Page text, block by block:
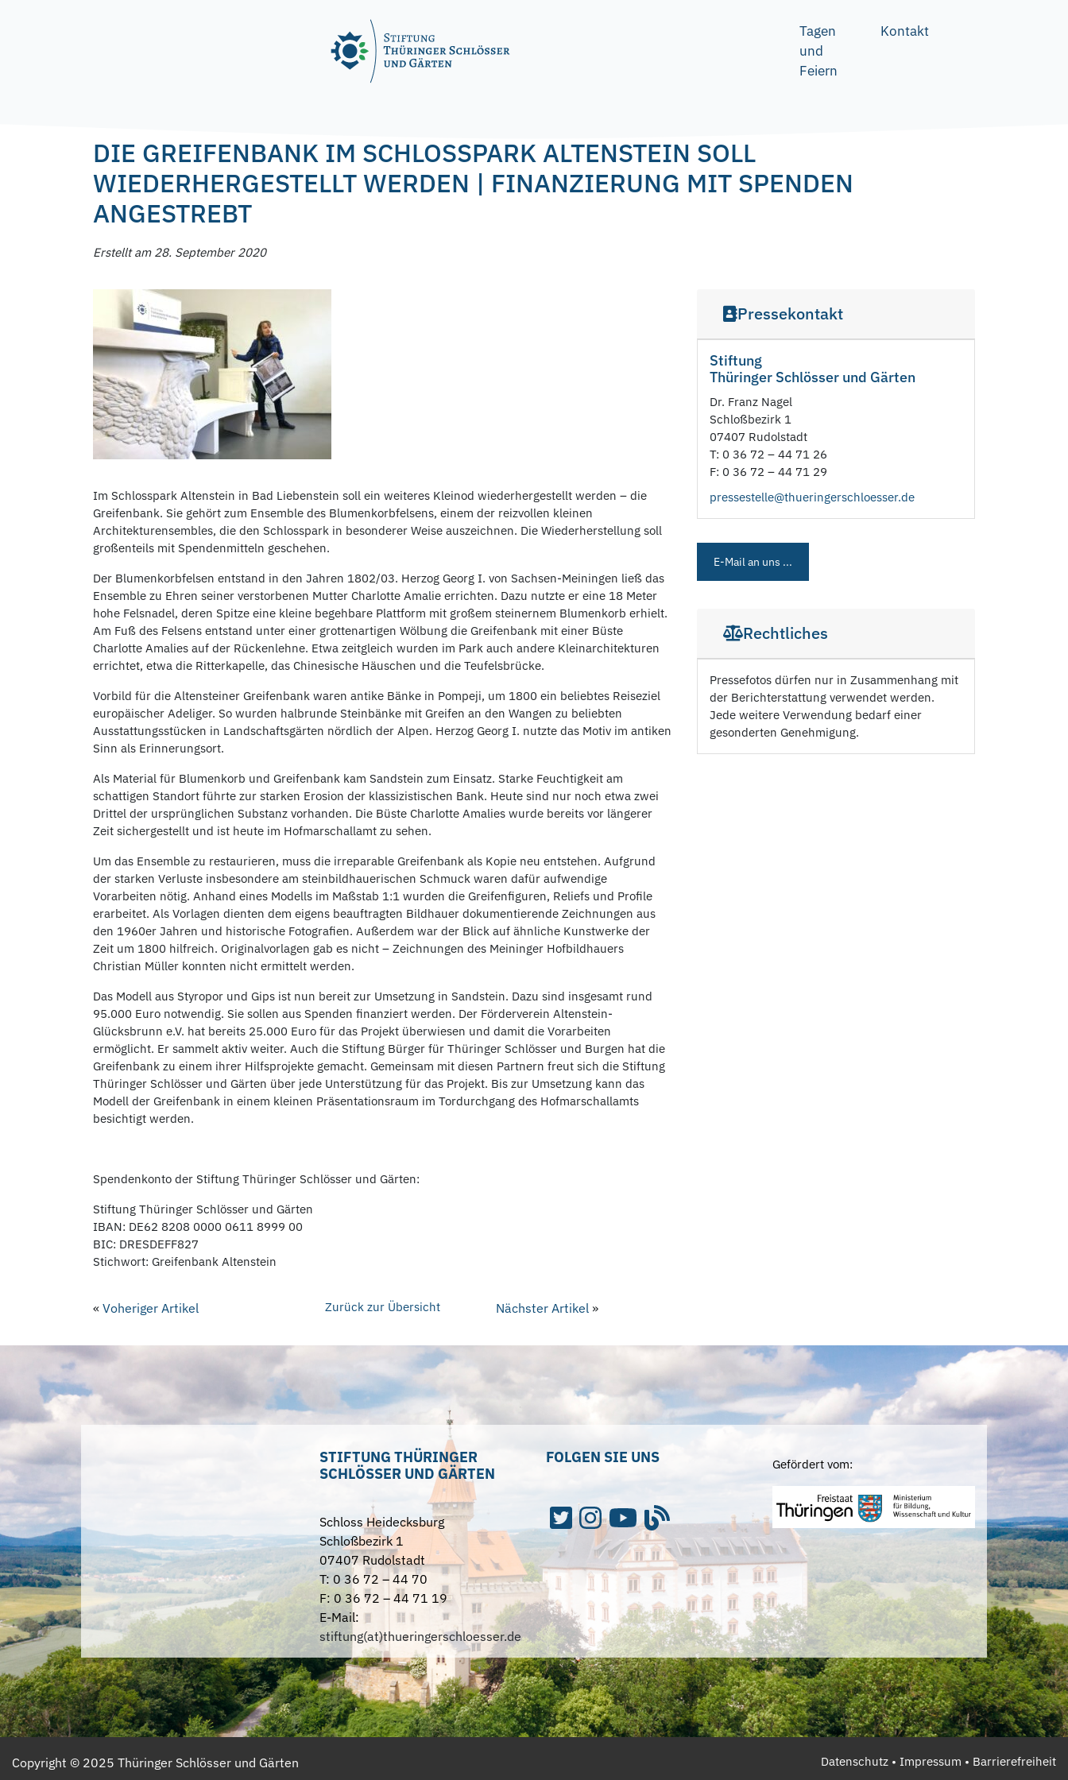
Tagen
und
Feiern
Kontakt
DIE GREIFENBANK IM SCHLOSSPARK ALTENSTEIN SOLL
WIEDERHERGESTELLT WERDEN | FINANZIERUNG MIT SPENDEN
ANGESTREBT
Erstellt am 28. September 2020
Im Schlosspark Altenstein in Bad Liebenstein soll ein weiteres Kleinod wiederhergestellt werden – die
Greifenbank. Sie gehört zum Ensemble des Blumenkorbfelsens, einem der reizvollen kleinen
Architekturensembles, die den Schlosspark in besonderer Weise auszeichnen. Die Wiederherstellung soll
großenteils mit Spendenmitteln geschehen.
Der Blumenkorbfelsen entstand in den Jahren 1802/03. Herzog Georg I. von Sachsen-Meiningen ließ das
Ensemble zu Ehren seiner verstorbenen Mutter Charlotte Amalie errichten. Dazu nutzte er eine 18 Meter
hohe Felsnadel, deren Spitze eine kleine begehbare Plattform mit großem steinernem Blumenkorb erhielt.
Am Fuß des Felsens entstand unter einer grottenartigen Wölbung die Greifenbank mit einer Büste
Charlotte Amalies auf der Rückenlehne. Etwa zeitgleich wurden im Park auch andere Kleinarchitekturen
errichtet, etwa die Ritterkapelle, das Chinesische Häuschen und die Teufelsbrücke.
Vorbild für die Altensteiner Greifenbank waren antike Bänke in Pompeji, um 1800 ein beliebtes Reiseziel
europäischer Adeliger. So wurden halbrunde Steinbänke mit Greifen an den Wangen zu beliebten
Ausstattungsstücken in Landschaftsgärten nördlich der Alpen. Herzog Georg I. nutzte das Motiv im antiken
Sinn als Erinnerungsort.
Als Material für Blumenkorb und Greifenbank kam Sandstein zum Einsatz. Starke Feuchtigkeit am
schattigen Standort führte zur starken Erosion der klassizistischen Bank. Heute sind nur noch etwa zwei
Drittel der ursprünglichen Substanz vorhanden. Die Büste Charlotte Amalies wurde bereits vor längerer
Zeit sichergestellt und ist heute im Hofmarschallamt zu sehen.
Um das Ensemble zu restaurieren, muss die irreparable Greifenbank als Kopie neu entstehen. Aufgrund
der starken Verluste insbesondere am steinbildhauerischen Schmuck waren dafür aufwendige
Vorarbeiten nötig. Anhand eines Modells im Maßstab 1:1 wurden die Greifenfiguren, Reliefs und Profile
erarbeitet. Als Vorlagen dienten dem eigens beauftragten Bildhauer dokumentierende Zeichnungen aus
den 1960er Jahren und historische Fotografien. Außerdem war der Blick auf ähnliche Kunstwerke der
Zeit um 1800 hilfreich. Originalvorlagen gab es nicht – Zeichnungen des Meininger Hofbildhauers
Christian Müller konnten nicht ermittelt werden.
Das Modell aus Styropor und Gips ist nun bereit zur Umsetzung in Sandstein. Dazu sind insgesamt rund
95.000 Euro notwendig. Sie sollen aus Spenden finanziert werden. Der Förderverein Altenstein-
Glücksbrunn e.V. hat bereits 25.000 Euro für das Projekt überwiesen und damit die Vorarbeiten
ermöglicht. Er sammelt aktiv weiter. Auch die Stiftung Bürger für Thüringer Schlösser und Burgen hat die
Greifenbank zu einem ihrer Hilfsprojekte gemacht. Gemeinsam mit diesen Partnern freut sich die Stiftung
Thüringer Schlösser und Gärten über jede Unterstützung für das Projekt. Bis zur Umsetzung kann das
Modell der Greifenbank in einem kleinen Präsentationsraum im Tordurchgang des Hofmarschallamts
besichtigt werden.
Spendenkonto der Stiftung Thüringer Schlösser und Gärten:
Stiftung Thüringer Schlösser und Gärten
IBAN: DE62 8208 0000 0611 8999 00
BIC: DRESDEFF827
Stichwort: Greifenbank Altenstein
« Voheriger Artikel Zurück zur Übersicht Nächster Artikel»
Pressekontakt
Stiftung
Thüringer Schlösser und Gärten
Dr. Franz Nagel
Schloßbezirk 1
07407 Rudolstadt
T: 0 36 72 – 44 71 26
F: 0 36 72 – 44 71 29
pressestelle@thueringerschloesser.de
E-Mail an uns ...
Rechtliches
Pressefotos dürfen nur in Zusammenhang mit
der Berichterstattung verwendet werden.
Jede weitere Verwendung bedarf einer
gesonderten Genehmigung.
STIFTUNG THÜRINGER
SCHLÖSSER UND GÄRTEN
Schloss Heidecksburg
Schloßbezirk 1
07407 Rudolstadt
T: 0 36 72 – 44 70
F: 0 36 72 – 44 71 19
E-Mail:
stiftung(at)thueringerschloesser.de
FOLGEN SIE UNS Gefördert vom:
Copyright © 2025 Thüringer Schlösser und Gärten Datenschutz• Impressum • Barrierefreiheit